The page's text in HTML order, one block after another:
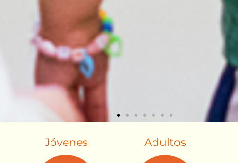
Jóvenes Adultos